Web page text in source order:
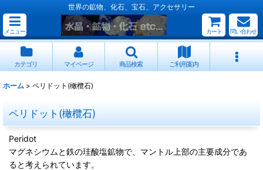
世界の鉱物、化石、宝石、アクセサリー
メニュー カート 問い合わせ
カテゴリ マイページ 商品検索 ご利用案内
ホーム > ペリドット(橄欖石)
ペリドット(橄欖石)
Peridot
マグネシウムと鉄の珪酸塩鉱物で、マントル上部の主要成分であ
ると考えられています。